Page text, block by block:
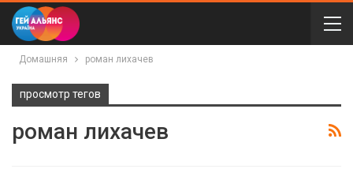
Домашняя роман лихачев
просмотр тегов
роман лихачев